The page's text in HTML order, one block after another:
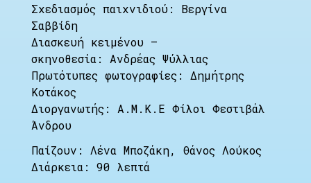
Σχεδιασμός παιχνιδιού: Βεργίνα
Σαββίδη
Διασκευή κειμένου –
σκηνοθεσία: Ανδρέας Ψύλλιας
Πρωτότυπες φωτογραφίες: Δημήτρης
Κοτάκος
Διοργανωτής: A.M.K.E Φίλοι Φεστιβάλ
Άνδρου
Παίζουν: Λένα Μποζάκη, Θάνος Λούκος
Διάρκεια: 90 λεπτά